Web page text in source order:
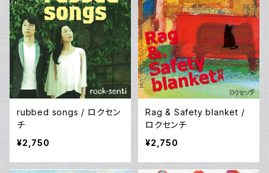
rubbed songs / ロクセン
チ
¥2,750
Rag & Safety blanket /
ロクセンチ
¥2,750